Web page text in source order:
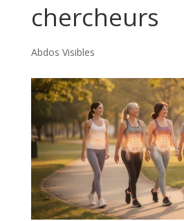
chercheurs
Abdos Visibles